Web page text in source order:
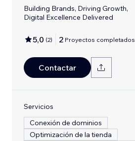
Building Brands, Driving Growth,
Digital Excellence Delivered
5,0 (2) 2 Proyectos completados
Contactar
Servicios
Conexión de dominios
Optimización de la tienda